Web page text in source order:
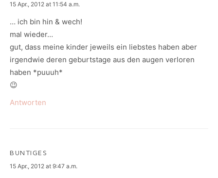
says:
15 Apr., 2012 at 11:54 a.m.
… ich bin hin & wech!
mal wieder…
gut, dass meine kinder jeweils ein liebstes haben aber
irgendwie deren geburtstage aus den augen verloren
haben *puuuh*
😉
Antworten
BUNTIGES
says:
15 Apr., 2012 at 9:47 a.m.